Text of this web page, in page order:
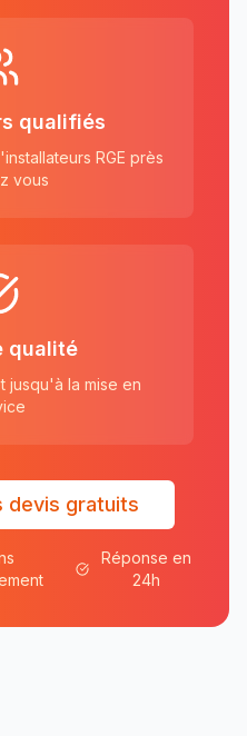
qualifiés
RGE près
vous
qualité
jusqu'à la mise en
devis gratuits
Réponse en
24h